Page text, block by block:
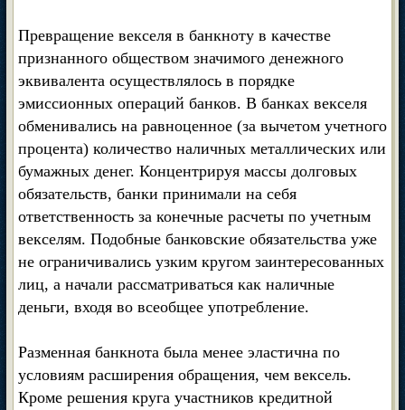
Превращение векселя в банкноту в качестве
признанного обществом значимого денежного
эквивалента осуществлялось в порядке
эмиссионных операций банков. В банках векселя
обменивались на равноценное (за вычетом учетного
процента) количество наличных металлических или
бумажных денег. Концентрируя массы долговых
обязательств, банки принимали на себя
ответственность за конечные расчеты по учетным
векселям. Подобные банковские обязательства уже
не ограничивались узким кругом заинтересованных
лиц, а начали рассматриваться как наличные
деньги, входя во всеобщее употребление.
Разменная банкнота была менее эластична по
условиям расширения обращения, чем вексель.
Кроме решения круга участников кредитной